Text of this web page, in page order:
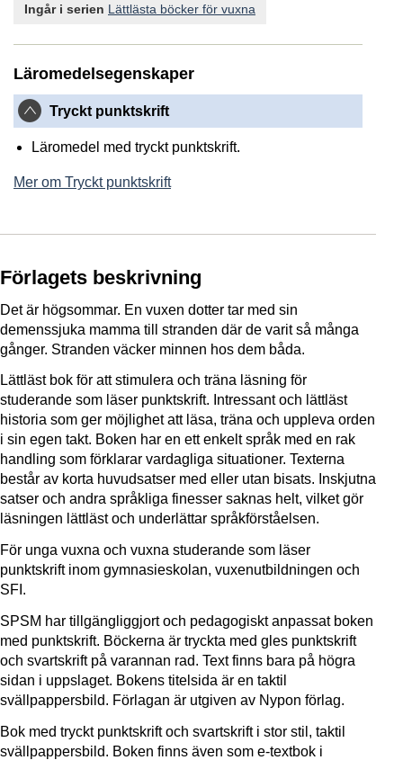
Ingår i serien Lättlästa böcker för vuxna
Läromedelsegenskaper
Tryckt punktskrift
Läromedel med tryckt punktskrift.
Mer om Tryckt punktskrift
Förlagets beskrivning
Det är högsommar. En vuxen dotter tar med sin
demenssjuka mamma till stranden där de varit så många
gånger. Stranden väcker minnen hos dem båda.
Lättläst bok för att stimulera och träna läsning för
studerande som läser punktskrift. Intressant och lättläst
historia som ger möjlighet att läsa, träna och uppleva orden
i sin egen takt. Boken har en ett enkelt språk med en rak
handling som förklarar vardagliga situationer. Texterna
består av korta huvudsatser med eller utan bisats. Inskjutna
satser och andra språkliga finesser saknas helt, vilket gör
läsningen lättläst och underlättar språkförståelsen.
För unga vuxna och vuxna studerande som läser
punktskrift inom gymnasieskolan, vuxenutbildningen och
SFI.
SPSM har tillgängliggjort och pedagogiskt anpassat boken
med punktskrift. Böckerna är tryckta med gles punktskrift
och svartskrift på varannan rad. Text finns bara på högra
sidan i uppslaget. Bokens titelsida är en taktil
svällpappersbild. Förlagan är utgiven av Nypon förlag.
Bok med tryckt punktskrift och svartskrift i stor stil, taktil
svällpappersbild. Boken finns även som e-textbok i